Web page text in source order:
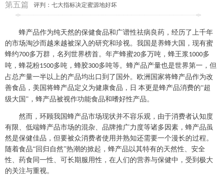
第五篇 评判：七大指标决定蜜源地好坏
蜂产品作为纯天然的保健食品和广谱性祛病良药，经历了上千年
的市场淘沙而越来越被深入的研究和珍视。 我国是养蜂大国，现有蜜
蜂约700多万群，名列世界榜首。年产蜂蜜20多万吨，蜂王浆1000多
吨，蜂花粉1500多吨，蜂胶300多吨等。蜂产品产量也是世界第一，但
占总产量一半以上的产品均出口到了国外。欧洲国家将蜂产品作为改
善食品，美国将蜂产品定义为健康食品，日 本更是蜂产品消费的“超
级大国 " ，蜂产品被视作功能食品和嗜好性产品。
然而，环顾我国蜂产品市场现状并不容乐观，由于消费者认知度
有限、低端蜂产品市场的混杂、品牌推广力度等诸多因素，蜂产品虽
然是保健佳品，但要被众消费者使用并熟知还需要一个漫长的过程。
随着食品“回归自然”热潮的掀起，蜂产品以其特有的天然性、安全
性、药食同一性、可长期服用性，在人们的营养与保健中，受到极大
的关注与重视。